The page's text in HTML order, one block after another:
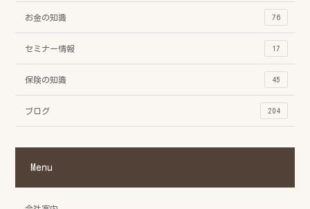
お金の知識 76
セミナー情報 17
保険の知識 45
ブログ 204
Menu